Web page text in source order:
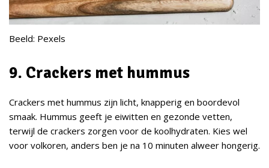
Beeld: Pexels
9. Crackers met hummus
Crackers met hummus zijn licht, knapperig en boordevol
smaak. Hummus geeft je eiwitten en gezonde vetten,
terwijl de crackers zorgen voor de koolhydraten. Kies wel
voor volkoren, anders ben je na 10 minuten alweer hongerig.